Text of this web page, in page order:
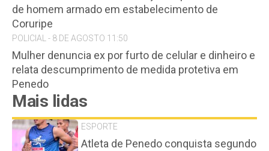
de homem armado em estabelecimento de
Coruripe
POLICIAL - 8 DE AGOSTO 11:50
Mulher denuncia ex por furto de celular e dinheiro e
relata descumprimento de medida protetiva em
Penedo
Mais lidas
ESPORTE
Atleta de Penedo conquista segundo